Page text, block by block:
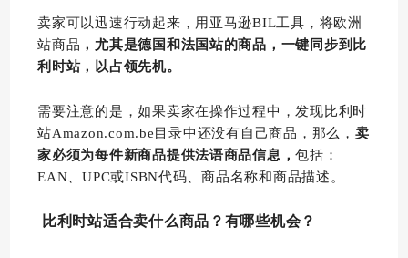
卖家可以迅速行动起来，用亚马逊BIL工具，将欧洲
站商品 ，尤其是德国和法国站的商品，一键同步到比
利时站，以占领先机。
需要注意的是，如果卖家在操作过程中，发现比利时
站Amazon.com.be目录中还没有自己商品，那么， 卖
家必须为每件新商品提供法语商品信息，包括：
EAN、UPC或ISBN代码、商品名称和商品描述。
比利时站适合卖什么商品？有哪些机会？